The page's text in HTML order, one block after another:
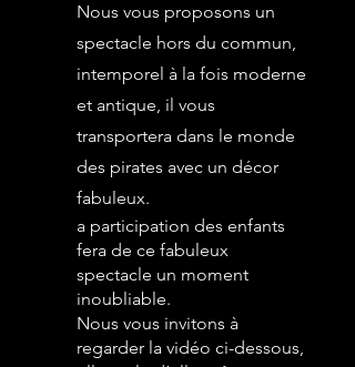
Nous vous proposons un
spectacle hors du commun,
intemporel à la fois moderne
et antique, il vous
transportera dans le monde
des pirates avec un décor
fabuleux.
a participation des enfants
fera de ce fabuleux
spectacle un moment
inoubliable.
Nous vous invitons à
regarder la vidéo ci-dessous,